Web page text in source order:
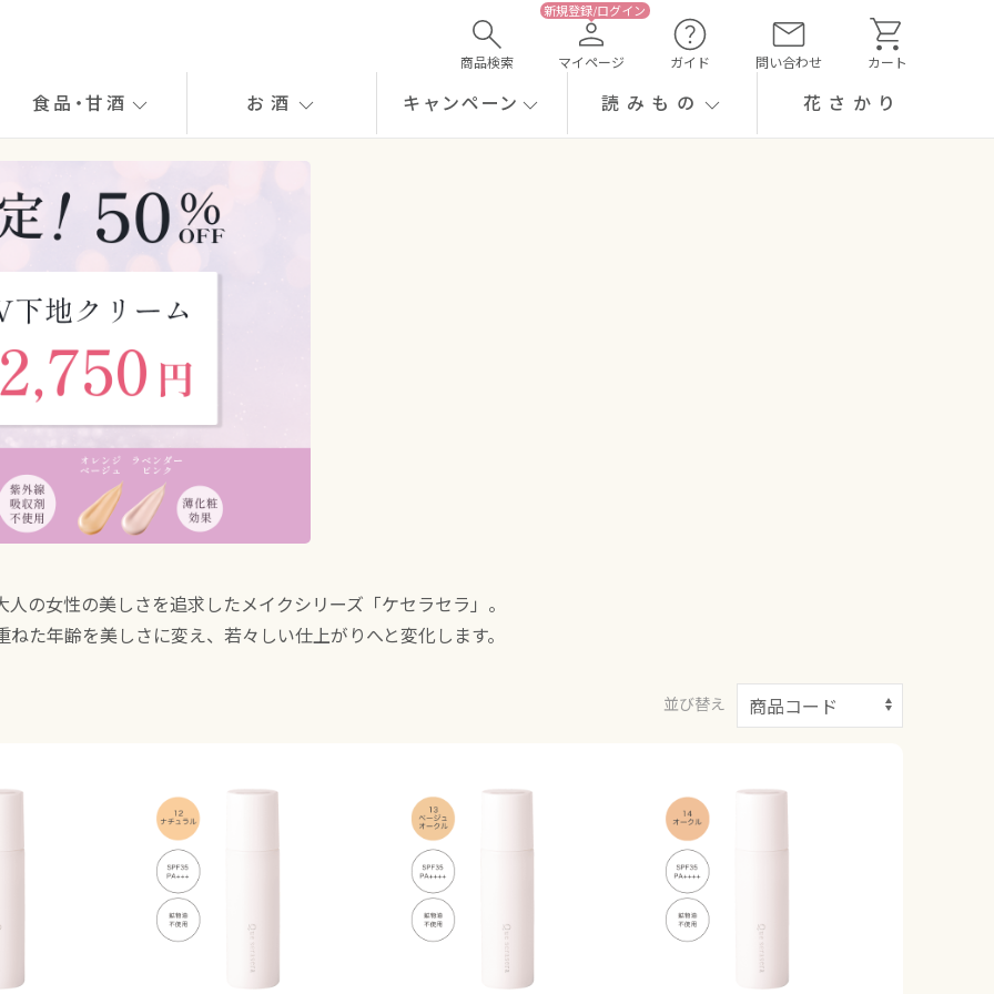
商品検索 マイページ ガイド 問い合わせ カート
食品・甘酒 お酒 キャンペーン 読みもの 花さかり
人の女性の美しさを追求したメイクシリーズ「ケセラセラ」。
ねた年齢を美しさに変え、若々しい仕上がりへと変化します。
並び替え